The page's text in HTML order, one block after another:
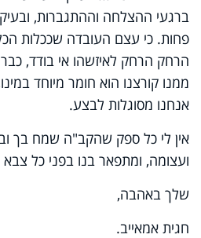
ברגעי ההצלחה וההתגברות,
פחות. כי עצם העובדה שככלות
הרחק הרחק לאיזשהו אי בודד,
ממנו קורצנו הוא חומר מיוחד
אנחנו מסוגלות לבצע.
אין לי כל ספק שהקב"ה שמח בך
ועצומה, ומתפאר בנו בפני כל
שלך באהבה,
חגית אמאייב.